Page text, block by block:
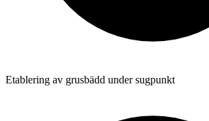
Etablering av grusbädd under sugpunkt